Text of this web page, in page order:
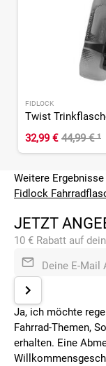
FIDLOCK
32,99 € 44,99 €¹
Weitere Ergebnisse
Fidlock
JETZT
10 € Rabatt auf
Deine E-Mail
Ja, ich möchte
Fahrrad-Themen,
erhalten. Eine